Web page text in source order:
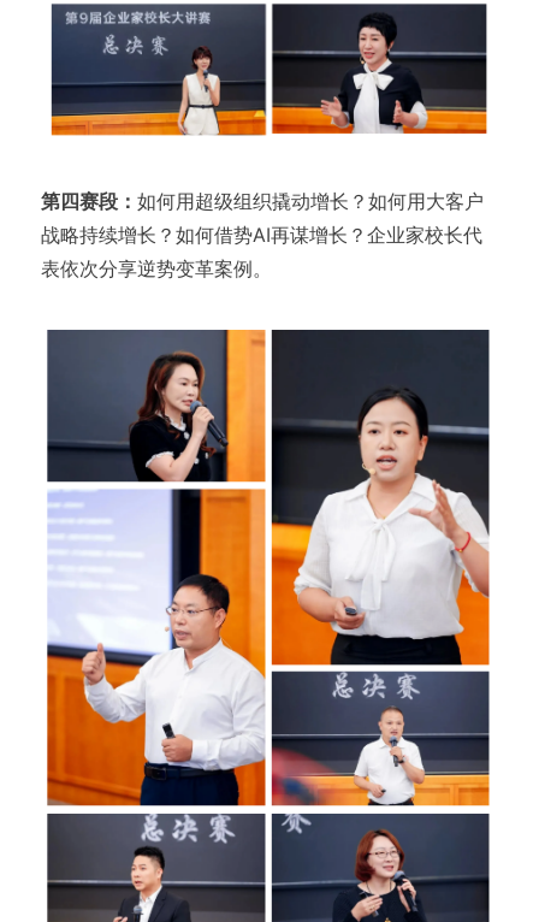
第四赛段： 如何用超级组织撬动增长？如何用大客户
战略持续增长？如何借势AI再谋增长？企业家校长代
表依次分享逆势变革案例。